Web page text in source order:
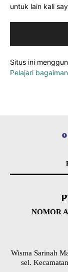
untuk lain kali
Situs ini
Pelajari
NOMOR
Wisma Sarinah
sel.